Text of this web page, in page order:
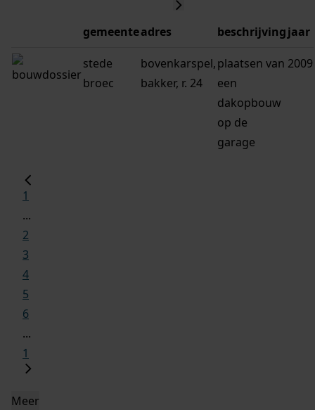
gemeenteadres beschrijvingjaar
stede
broec
bovenkarspel,
bakker, r. 24
plaatsen van
een
dakopbouw
op de
garage
2009
1
...
2
3
4
5
6
...
1
Meer